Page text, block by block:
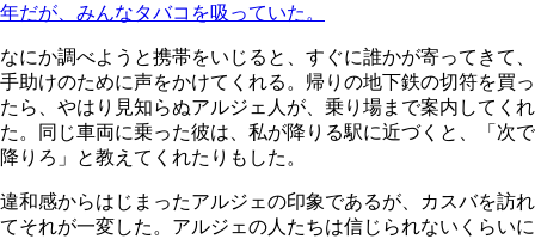
年だが、みんなタバコを吸っていた。
なにか調べようと携帯をいじると、すぐに誰かが寄ってきて、
手助けのために声をかけてくれる。帰りの地下鉄の切符を買っ
たら、やはり見知らぬアルジェ人が、乗り場まで案内してくれ
た。同じ車両に乗った彼は、私が降りる駅に近づくと、「次で
降りろ」と教えてくれたりもした。
違和感からはじまったアルジェの印象であるが、カスバを訪れ
てそれが一変した。アルジェの人たちは信じられないくらいに